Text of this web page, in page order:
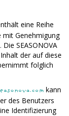
eine Reihe
mit Genehmigung
SEASONOVA
der auf diese
folglich
kann
des Benutzers
Identifizierung